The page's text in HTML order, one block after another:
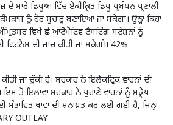
ਸਾਰੇ ਡਿਪੂਆਂ ਵਿੱਚ ਏਕੀਕ੍ਰਿਤ ਡਿਪੂ ਪ੍ਰਬੰਧਨ ਪ੍ਰਣਾਲੀ
ਨੂੰ ਹੋਰ ਸੁਚਾਰੂ ਬਣਾਇਆ ਜਾ ਸਕੇਗਾ। ਉਨ੍ਹਾਂ ਕਿਹਾ
ਵਿਖੇ ਛੇ ਆਟੋਮੋਟਿਵ ਟੈਸਟਿੰਗ ਸਟੇਸ਼ਨਾਂ ਨੂੰ
ਦੀ ਜਾਂਚ ਕੀਤੀ ਜਾ ਸਕੇਗੀ। 42%
ਜਾ ਚੁੱਕੀ ਹੈ। ਸਰਕਾਰ ਨੇ ਇਲੈਕਟ੍ਰਿਕ ਵਾਹਨਾਂ ਦੀ
ਤੋਂ ਇਲਾਵਾ ਸਰਕਾਰ ਨੇ ਪੁਰਾਣੇ ਵਾਹਨਾਂ ਨੂੰ ਸਕ੍ਰੈਪ
ਥਾਵਾਂ ਦੀ ਸ਼ਨਾਖ਼ਤ ਕਰ ਲਈ ਗਈ ਹੈ, ਜਿਨ੍ਹਾਂ
OUTLAY